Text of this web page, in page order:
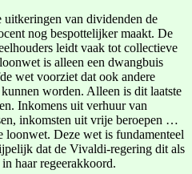
uitkeringen van dividenden de
nog bespottelijker maakt. De
leidt vaak tot collectieve
is alleen een dwangbuis
wet voorziet dat ook andere
worden. Alleen is dit laatste
Inkomens uit verhuur van
inkomsten uit vrije beroepen …
Deze wet is fundamenteel
dat de Vivaldi-regering dit als
haar regeerakkoord.